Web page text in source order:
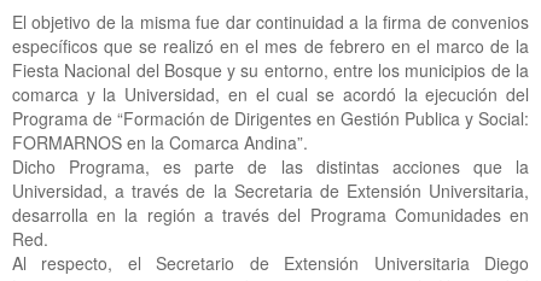
El objetivo de la misma fue dar continuidad a la firma de convenios
específicos que se realizó en el mes de febrero en el marco de la
Fiesta Nacional del Bosque y su entorno, entre los municipios de la
comarca y la Universidad, en el cual se acordó la ejecución del
Programa de “Formación de Dirigentes en Gestión Publica y Social:
FORMARNOS en la Comarca Andina”.
Dicho Programa, es parte de las distintas acciones que la
Universidad, a través de la Secretaria de Extensión Universitaria,
desarrolla en la región a través del Programa Comunidades en
Red.
Al respecto, el Secretario de Extensión Universitaria Diego